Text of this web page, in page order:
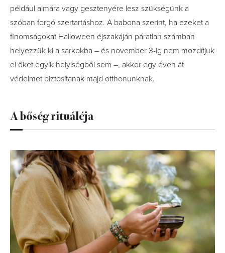
például almára vagy gesztenyére lesz szükségünk a
szóban forgó szertartáshoz. A babona szerint, ha ezeket a
finomságokat Halloween éjszakáján páratlan számban
helyezzük ki a sarkokba – és november 3-ig nem mozdítjuk
el őket egyik helyiségből sem –, akkor egy éven át
védelmet biztosítanak majd otthonunknak.
A bőség rituáléja